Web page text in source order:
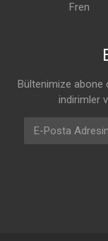
Fren
Bültenimize abone
indirimler